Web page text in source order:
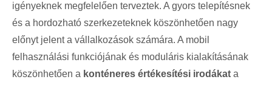
igényeknek megfelelően terveztek. A gyors telepítésnek
és a hordozható szerkezeteknek köszönhetően nagy
előnyt jelent a vállalkozások számára. A mobil
felhasználási funkciójának és moduláris kialakításának
köszönhetően a konténeres értékesítési irodákat a